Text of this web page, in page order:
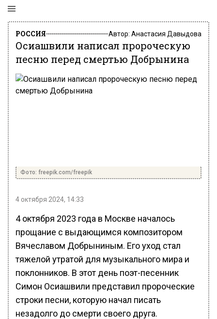
РОССИЯ Автор: Анастасия Давыдова
Осиашвили написал пророческую
песню перед смертью Добрынина
Фото: freepik.com/freepik
4 октября 2024, 14:33
4 октября 2023 года в Москве началось
прощание с выдающимся композитором
Вячеславом Добрыниным. Его уход стал
тяжелой утратой для музыкального мира и
поклонников. В этот день поэт-песенник
Симон Осиашвили представил пророческие
строки песни, которую начал писать
незадолго до смерти своего друга.